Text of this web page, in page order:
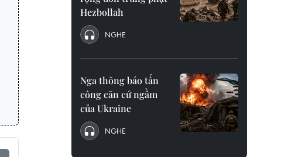
Hezbollah
NGHE
Nga thông báo tấn
công căn cứ ngầm
của Ukraine
NGHE